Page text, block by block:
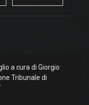
a cura di Giorgio
Tribunale di